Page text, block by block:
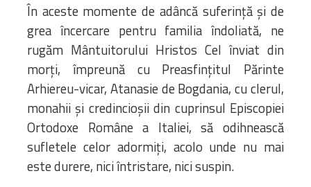
CONTATTI
În aceste momente de adâncă suferință și de
grea încercare pentru familia îndoliată, ne
rugăm Mântuitorului Hristos Cel înviat din
morți, împreună cu Preasfințitul Părinte
Arhiereu-vicar, Atanasie de Bogdania, cu clerul,
monahii și credincioșii din cuprinsul Episcopiei
Ortodoxe Române a Italiei, să odihnească
sufletele celor adormiți, acolo unde nu mai
este durere, nici întristare, nici suspin.